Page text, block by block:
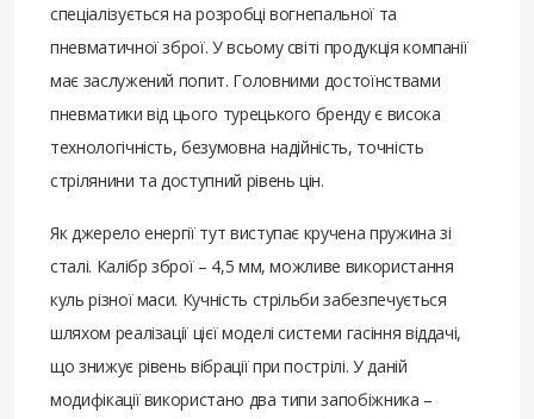
спеціалізується на розробці вогнепальної та
пневматичної зброї. У всьому світі продукція компанії
має заслужений попит. Головними достоїнствами
пневматики від цього турецького бренду є висока
технологічність, безумовна надійність, точність
стрілянини та доступний рівень цін.
Як джерело енергії тут виступає кручена пружина зі
сталі. Калібр зброї – 4,5 мм, можливе використання
куль різної маси. Кучність стрільби забезпечується
шляхом реалізації цієї моделі системи гасіння віддачі,
що знижує рівень вібрації при пострілі. У даній
модифікації використано два типи запобіжника –